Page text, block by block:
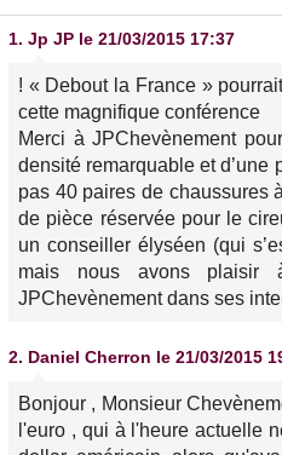
1. Jp JP le 21/03/2015 17:37
! « Debout la France »
cette magnifique conférence
Merci à JPChevènement
densité remarquable et d’une
pas 40 paires de chaussures
de pièce réservée pour le
un conseiller élyséen (qui
mais nous avons plaisir
JPChevènement dans ses
2. Daniel Cherron le 21/03/2015
Bonjour , Monsieur
l'euro , qui à l'heure actuelle